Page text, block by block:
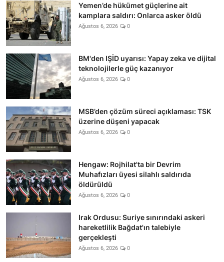
Yemen’de hükümet güçlerine ait
kamplara saldırı: Onlarca asker öldü
Ağustos 6, 2026 0
BM'den IŞİD uyarısı: Yapay zeka ve dijital
teknolojilerle güç kazanıyor
Ağustos 6, 2026 0
MSB’den çözüm süreci açıklaması: TSK
üzerine düşeni yapacak
Ağustos 6, 2026 0
Hengaw: Rojhilat'ta bir Devrim
Muhafızları üyesi silahlı saldırıda
öldürüldü
Ağustos 6, 2026 0
Irak Ordusu: Suriye sınırındaki askeri
hareketlilik Bağdat'ın talebiyle
gerçekleşti
Ağustos 6, 2026 0